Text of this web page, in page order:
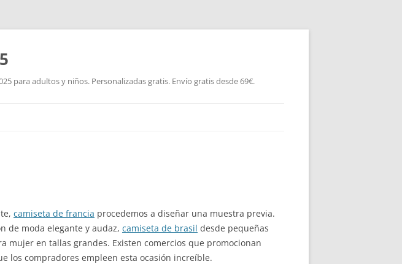
para adultos y niños. Personalizadas gratis. Envío gratis desde 69€.
camiseta de francia procedemos a diseñar una muestra previa.
de moda elegante y audaz, camiseta de brasil desde pequeñas
mujer en tallas grandes. Existen comercios que promocionan
los compradores empleen esta ocasión increíble.